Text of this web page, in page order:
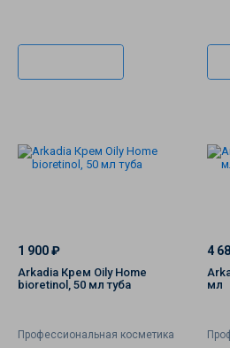
1 900 ₽
Arkadia Крем Oily Home
bioretinol, 50 мл туба
Профессиональная косметика
4
мл